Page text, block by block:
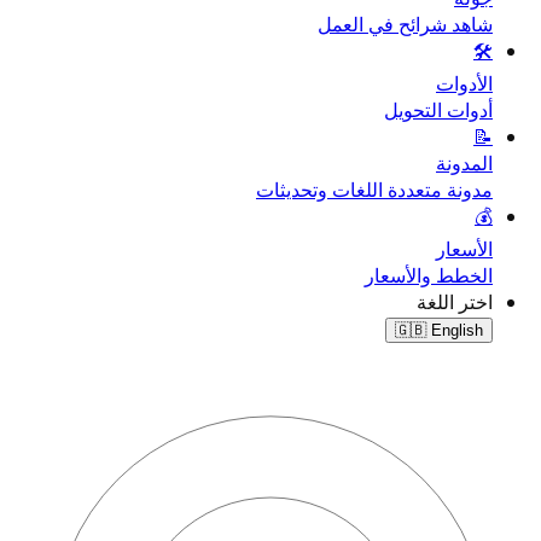
شاهد شرائح في العمل
🛠️
الأدوات
أدوات التحويل
📝
المدونة
مدونة متعددة اللغات وتحديثات
💰
الأسعار
الخطط والأسعار
اختر اللغة
🇬🇧English